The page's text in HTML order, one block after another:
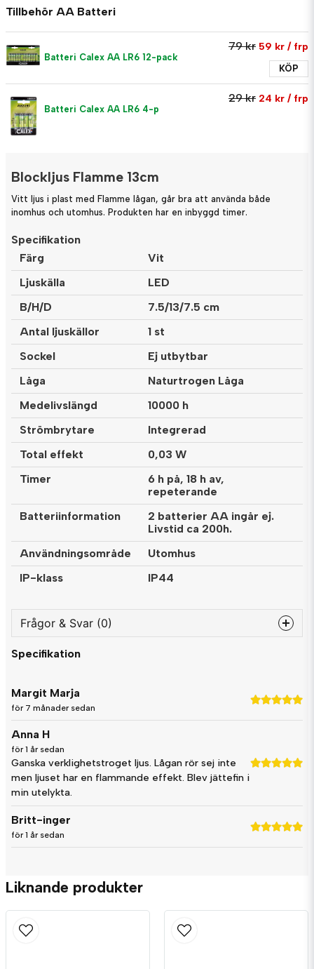
Tillbehör AA Batteri
Batteri Calex AA LR6 12-pack
79 kr 59 kr / frp
KÖP
Batteri Calex AA LR6 4-p
29 kr 24 kr / frp
Blockljus Flamme 13cm
Vitt ljus i plast med Flamme lågan, går bra att använda både
inomhus och utomhus. Produkten har en inbyggd timer.
Specifikation
Färg
Vit
Ljuskälla
LED
B/H/D
7.5/13/7.5 cm
Antal ljuskällor
1 st
Sockel
Ej utbytbar
Låga
Naturtrogen Låga
Medelivslängd
10000 h
Strömbrytare
Integrerad
Total effekt
0,03 W
Timer
6 h på, 18 h av,
repeterande
Batteriinformation
2 batterier AA ingår ej.
Livstid ca 200h.
Användningsområde
Utomhus
IP-klass
IP44
Frågor & Svar (0)
question
nameNamn
email
Mejladress
Specifikation
Margit Marja
för 7 månader sedan
Anna H
för 1 år sedan
Ganska verklighetstroget ljus. Lågan rör sej inte
men ljuset har en flammande effekt. Blev jättefin i
min utelykta.
Britt-inger
för 1 år sedan
Liknande produkter